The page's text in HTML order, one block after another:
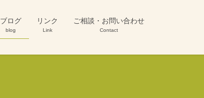
ブログ
blog
リンク
Link
ご相談・お問い合わせ
Contact